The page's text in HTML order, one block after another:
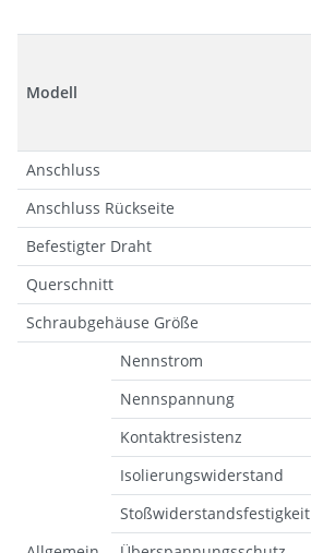
Modell
Anschluss
Anschluss Rückseite
Befestigter Draht
Querschnitt
Schraubgehäuse Größe
Nennstrom
Nennspannung
Kontaktresistenz
Isolierungswiderstand
Stoßwiderstandsfestigkeit